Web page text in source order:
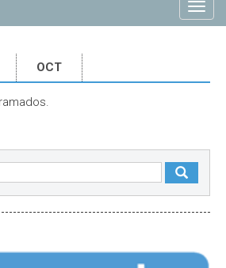
OCT